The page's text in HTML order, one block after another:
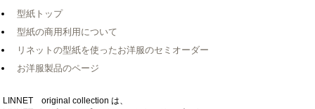
型紙トップ
型紙の商用利用について
リネットの型紙を使ったお洋服のセミオーダー
お洋服製品のページ
LINNET original collection は、